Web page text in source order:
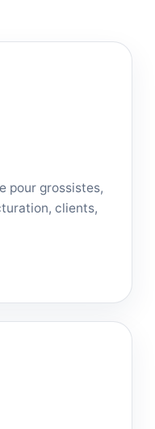
pour grossistes,
clients,